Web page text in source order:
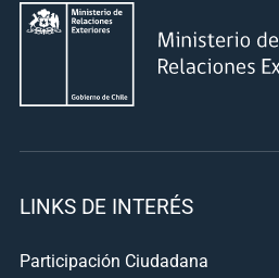
LINKS DE INTERÉS
Participación Ciudadana